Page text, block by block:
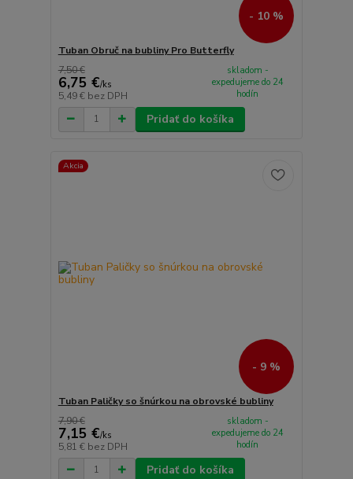
- 10 %
Tuban Obruč na bubliny Pro Butterfly
7,50 €
6,75 €/ks
5,49 € bez DPH
skladom -
expedujeme do 24
hodín
Pridať do košíka
Akcia
- 9 %
Tuban Paličky so šnúrkou na obrovské bubliny
7,90 €
7,15 €/ks
5,81 € bez DPH
skladom -
expedujeme do 24
hodín
Pridať do košíka